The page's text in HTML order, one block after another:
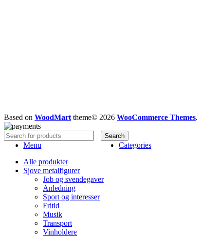
Based on WoodMart theme© 2026 WooCommerce Themes.
Search
Menu
Categories
Alle produkter
Sjove metalfigurer
Job og svendegaver
Anledning
Sport og interesser
Fritid
Musik
Transport
Vinholdere